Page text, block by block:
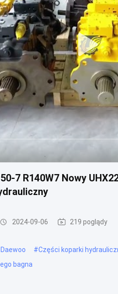
7 R140W7 Nowy
2024-09-06 219 poglądy
#Części koparki
bagna